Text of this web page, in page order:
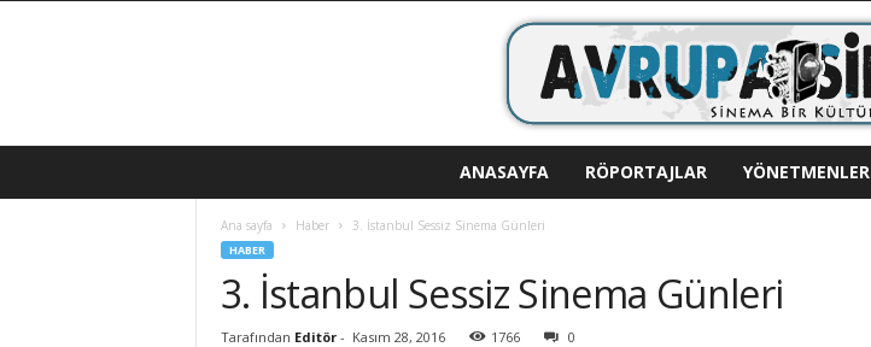
ANASAYFA RÖPORTAJLAR YÖNETMENLER
Ana sayfa Haber 3. İstanbul Sessiz Sinema Günleri
HABER
3. İstanbul Sessiz Sinema Günleri
Tarafından Editör- Kasım 28, 2016 1766 0